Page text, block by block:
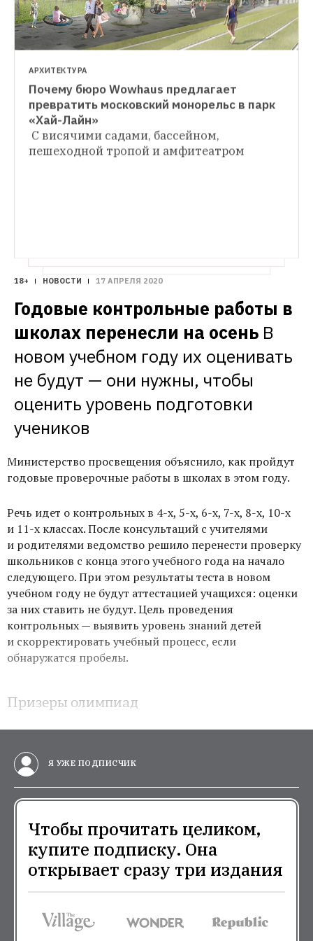
Москва»
АРХИТЕКТУРА
Почему бюро Wowhaus предлагает
превратить московский монорельс в парк
С висячими садами, бассейном,
пешеходной тропой и амфитеатром
18+ НОВОСТИ 17 АПРЕЛЯ 2020
Годовые контрольные работы в
школах перенесли на осень В
новом учебном году их оценивать
не будут — они нужны, чтобы
оценить уровень подготовки
учеников
Министерство просвещения объяснило, как пройдут
годовые проверочные работы в школах в этом году.
Речь идет о контрольных в 4-х, 5-х, 6-х, 7-х, 8-х, 10-х
и 11-х классах. После консультаций с учителями
и родителями ведомство решило перенести проверку
школьников с конца этого учебного года на начало
следующего. При этом результаты теста в новом
учебном году не будут аттестацией учащихся: оценки
за них ставить не будут. Цель проведения
контрольных — выявить уровень знаний детей
и скорректировать учебный процесс, если
обнаружатся пробелы.
Призеры олимпиад
Я УЖЕ ПОДПИСЧИК
Чтобы прочитать целиком,
купите подписку. Она
открывает сразу три издания